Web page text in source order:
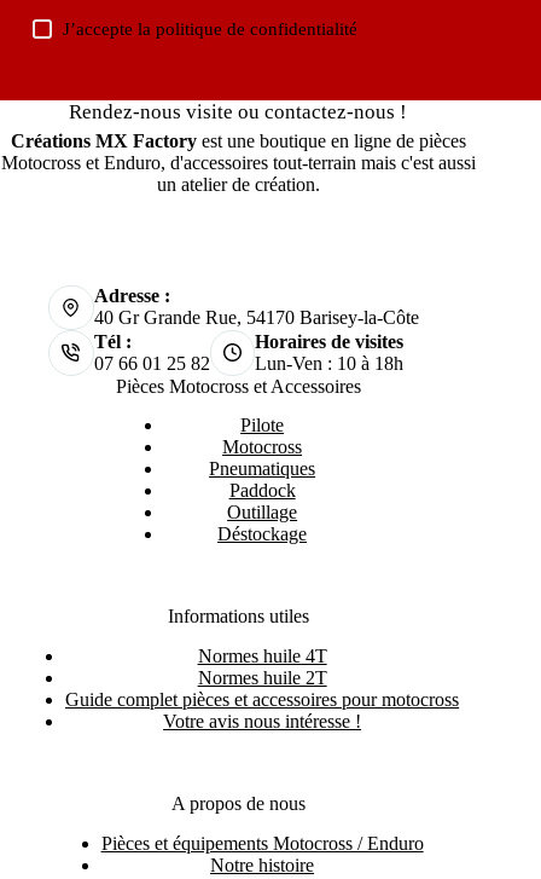
J’accepte lapolitique de confidentialité
Rendez-nous visite ou contactez-nous !
Créations MX Factoryest une boutique en ligne de pièces
Motocross et Enduro, d'accessoires tout-terrain mais c'est aussi
un atelier de création.
Adresse :
40 Gr Grande Rue, 54170 Barisey-la-Côte
Tél :
07 66 01 25 82
Horaires de visites
Lun-Ven : 10 à 18h
Pièces Motocross et Accessoires
Pilote
Motocross
Pneumatiques
Paddock
Outillage
Déstockage
Informations utiles
Normes huile 4T
Normes huile 2T
Guide complet pièces et accessoires pour motocross
Votre avis nous intéresse !
A propos de nous
Pièces et équipements Motocross / Enduro
Notre histoire